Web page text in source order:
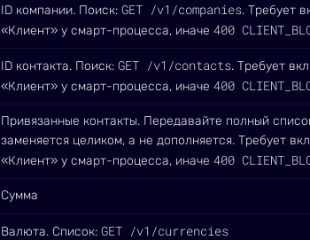
ID компании. Поиск: GET /v1/companies. Требует
«Клиент» у смарт-процесса, иначе 400
ID контакта. Поиск: GET /v1/contacts. Требует
«Клиент» у смарт-процесса, иначе 400
Привязанные контакты. Передавайте полный
заменяется целиком, а не дополняется. Требует
«Клиент» у смарт-процесса, иначе 400
Сумма
Валюта. Список: GET /v1/currencies